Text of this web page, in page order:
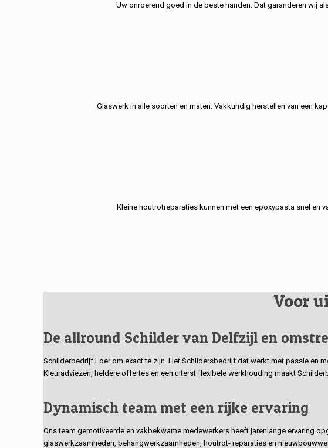
Uw onroerend goed in de beste handen. Dat garanderen wij
Glaswerk in alle soorten en maten. Vakkundig herstellen van een
Kleine houtrotreparaties kunnen met een epoxypasta snel
Voor
De allround Schilder van Delfzijl en
Schilderbedrijf Loer om exact te zijn. Het Schildersbedrijf dat werkt met passie en
Kleuradviezen, heldere offertes en een uiterst flexibele werkhouding maakt
Dynamisch team met een rijke ervaring
Ons team gemotiveerde en vakbekwame medewerkers heeft jarenlange ervaring
glaswerkzaamheden, behangwerkzaamheden, houtrot- reparaties en